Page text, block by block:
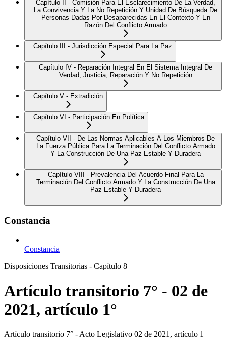
Capítulo II - Comisión Para El Esclarecimiento De La Verdad,
La Convivencia Y La No Repetición Y Unidad De Búsqueda De
Personas Dadas Por Desaparecidas En El Contexto Y En
Razón Del Conflicto Armado
Capítulo III - Jurisdicción Especial Para La Paz
Capítulo IV - Reparación Integral En El Sistema Integral De
Verdad, Justicia, Reparación Y No Repetición
Capítulo V - Extradición
Capítulo VI - Participación En Política
Capítulo VII - De Las Normas Aplicables A Los Miembros De
La Fuerza Pública Para La Terminación Del Conflicto Armado
Y La Construcción De Una Paz Estable Y Duradera
Capítulo VIII - Prevalencia Del Acuerdo Final Para La
Terminación Del Conflicto Armado Y La Construcción De Una
Paz Estable Y Duradera
Constancia
Constancia
Disposiciones Transitorias - Capítulo 8
Artículo transitorio 7° - 02 de
2021, artículo 1°
Artículo transitorio 7° - Acto Legislativo 02 de 2021, artículo 1